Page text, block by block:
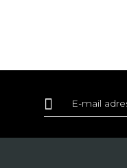
Yorum Yaz